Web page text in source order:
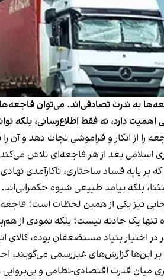
به ندرت تصادفی‌اند. می‌توان
اهمیت دارد، نه فقط اطلاع‌رسانی، بلکه
را از انکار و فراموشی نجات دهد و
اسلامی بعد از هر فاجعه‌ای تلاش
بر پایه‌ فساد ساختاری، ناکارآمدی
بلکه پیامد طبیعی شیوه‌ حکمرانی‌اند.
نیز یکی از همین لحظات است؛
تنها یک حادثه نیست؛ بلکه نمودی از
در اختیار بنیاد مستضعفان بوده،
بر این‌ها گزارش‌های غیررسمی
میان قدرت اقتصادی-ن‍ظامی و